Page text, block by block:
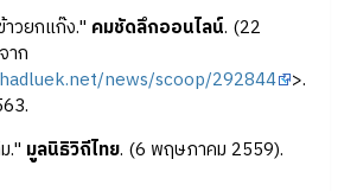
าวยกแก๊ง." คมชัดลึกออนไลน์. (22
าก
news/scoop/292844 >.
." มูลนิธิวิถีไทย. (6 พฤษภาคม 2559).